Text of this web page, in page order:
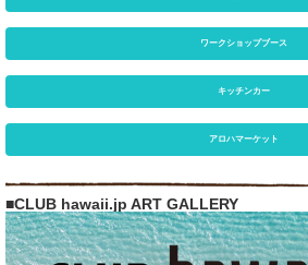
ワークショップブース
キッチンカー
アロハマーケット
■CLUB hawaii.jp ART GALLERY